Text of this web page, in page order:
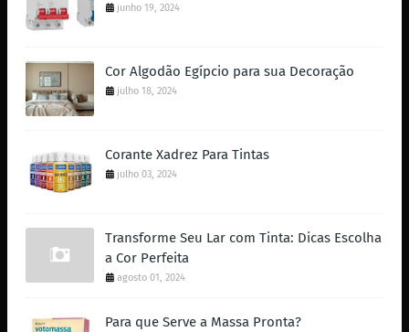
junho 19, 2024
Cor Algodão Egípcio para sua Decoração
julho 18, 2024
Corante Xadrez Para Tintas
julho 03, 2024
Transforme Seu Lar com Tinta: Dicas Escolha
a Cor Perfeita
agosto 01, 2024
Para que Serve a Massa Pronta?